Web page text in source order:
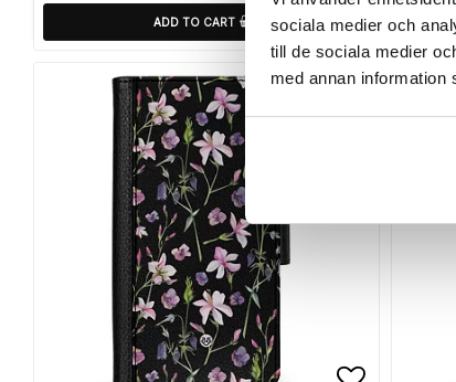
sociala medier och
till de sociala medier
med annan information
ADD TO CART